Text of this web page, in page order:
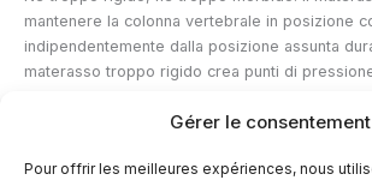
Gérer le consentement
Pour offrir les meilleures expériences, nous
mantenere la colonna vertebrale in posizione
indipendentemente dalla posizione assunta
materasso troppo rigido crea punti di
vertebrale di incurvarsi. La rigidità ideale